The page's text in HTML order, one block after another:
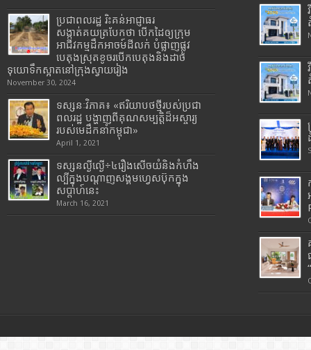
ប្រជាពលរដ្ឋ រិះគន់អាជ្ញាធរ
សង្កាត់គយត្របែកថា បើកដៃឲ្យក្រុម
អាជីវកម្មដឹកអាចម៍ដីលក់ បំផ្លាញផ្លូវ
បេតុងស្រុតខូចរបើកបេតុងនិងដាច់
ទុយោទឹកស្អាតនៅក្រុងស្វាយរៀង
November 30, 2024
ទស្សនៈវិភាគ៖ «ឥរិយាបថថ្មីរបស់ប្រជា
ពលរដ្ឋ បង្ហាញពីគុណសម្បត្តិដ៏អស្ចារ្យ
របស់មេដឹកនាំកម្ពុជា»
April 1, 2021
ទស្សនល្ងីល្ងើ÷៤រឿងសើចយំនិងកំហឹង
ល្បីក្នុងបណ្តាញសង្គមហ្វេសប៊ុកក្នុង
សប្តាហ៍នេះ
March 16, 2021